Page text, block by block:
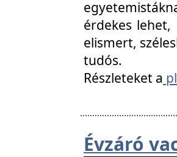
érdekes lehet,
elismert,
tudós.
Részleteket a
Évzáró